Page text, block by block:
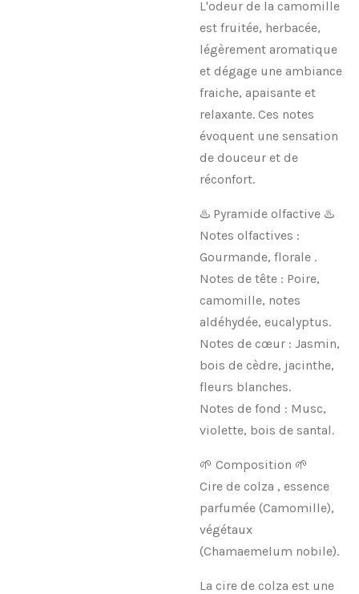
L'odeur de la camomille
est fruitée, herbacée,
légèrement aromatique
et dégage une ambiance
fraiche, apaisante et
relaxante. Ces notes
évoquent une sensation
de douceur et de
réconfort.
♨️ Pyramide olfactive ♨️
Notes olfactives :
Gourmande, florale .
Notes de tête : Poire,
camomille, notes
aldéhydée, eucalyptus.
Notes de cœur : Jasmin,
bois de cèdre, jacinthe,
fleurs blanches.
Notes de fond : Musc,
violette, bois de santal.
🌱 Composition 🌱
Cire de colza , essence
parfumée (Camomille),
végétaux
(Chamaemelum nobile).
La cire de colza est une